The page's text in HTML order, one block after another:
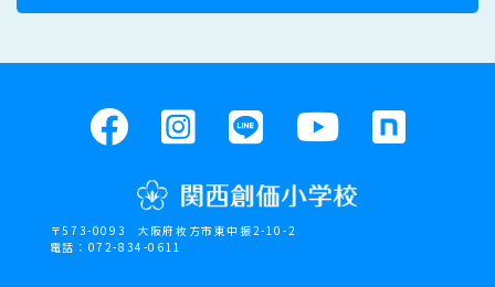
〒573-0093
大阪府枚方市東中振2-10-2
電話：072-834-0611